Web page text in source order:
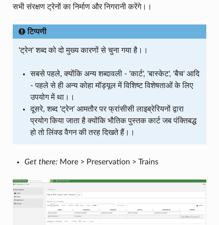
सभी संरक्षण ट्रेनों का निर्माण और निगरानी करेंगे।।
टिप्पणी
'ट्रेन' शब्द को दो मुख्य कारणों से चुना गया है।।
सबसे पहले, क्योंकि अन्य शब्दावली - 'कार्ट', 'बास्केट', 'बैच' आदि
- पहले से ही अन्य कोहा मॉड्यूल में विशिष्ट विशेषताओं के लिए
उपयोग में था।।
दूसरे, शब्द 'ट्रेन' आमतौर पर फ्रांसीसी लाइब्रेरियनों द्वारा
प्रयोग किया जाता है क्योंकि भौतिक पुस्तक कार्ट जब पंक्तिबद्ध
हो तो लिंक्ड वैगन की तरह दिखते हैं।।
Get there:More > Preservation > Trains